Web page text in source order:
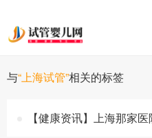
与“上海试管”相关的标签
【健康资讯】上海那家